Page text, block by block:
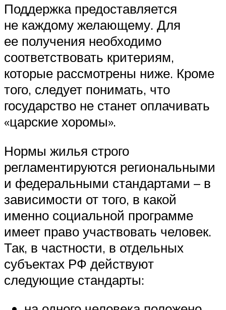
Поддержка предоставляется
не каждому желающему. Для
ее получения необходимо
соответствовать критериям,
которые рассмотрены ниже. Кроме
того, следует понимать, что
государство не станет оплачивать
«царские хоромы».
Нормы жилья строго
регламентируются региональными
и федеральными стандартами – в
зависимости от того, в какой
именно социальной программе
имеет право участвовать человек.
Так, в частности, в отдельных
субъектах РФ действуют
следующие стандарты: